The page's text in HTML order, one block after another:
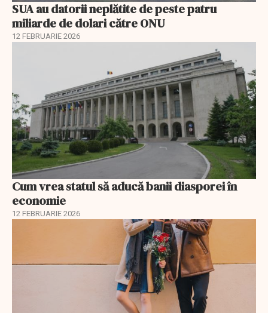
SUA au datorii neplătite de peste patru
miliarde de dolari către ONU
12 FEBRUARIE 2026
Cum vrea statul să aducă banii diasporei în
economie
12 FEBRUARIE 2026